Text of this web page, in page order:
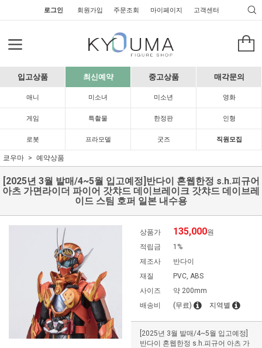
로그인 회원가입 주문조회 마이페이지 고객센터
입고상품 최신예약 중고상품 매각문의
애니 미소녀 미소년 영화
게임 특촬물 한정판 인형
로봇 프라모델 굿즈 직원모집
쿄우마 예약상품
[2025년 3월 발매/4~5월 입고예정]반다이 혼웹한정 s.h.피규어
아츠 가면라이더 파이어 갓챠드 데이브레이크 갓챠드 데이브레
이드 스팀 호퍼 일본 내수용
상품가 135,000원
적립금
1%
제조사
반다이
재질
PVC, ABS
사이즈
약 200mm
배송비
(무료) 지역별
[2025년 3월 발매/4~5월 입고예정]
반다이 혼웹한정 s.h.피규어 아츠 가